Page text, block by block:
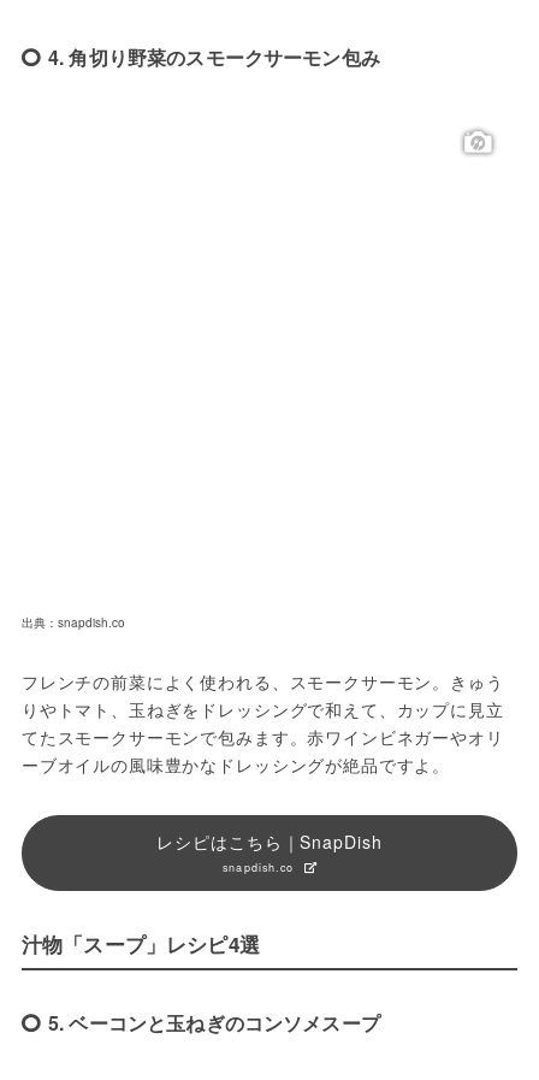
4. 角切り野菜のスモークサーモン包み
出典：snapdish.co
フレンチの前菜によく使われる、スモークサーモン。きゅう
りやトマト、玉ねぎをドレッシングで和えて、カップに見立
てたスモークサーモンで包みます。赤ワインビネガーやオリ
ーブオイルの風味豊かなドレッシングが絶品ですよ。
レシピはこちら｜SnapDish
snapdish.co
汁物「スープ」レシピ4選
5. ベーコンと玉ねぎのコンソメスープ